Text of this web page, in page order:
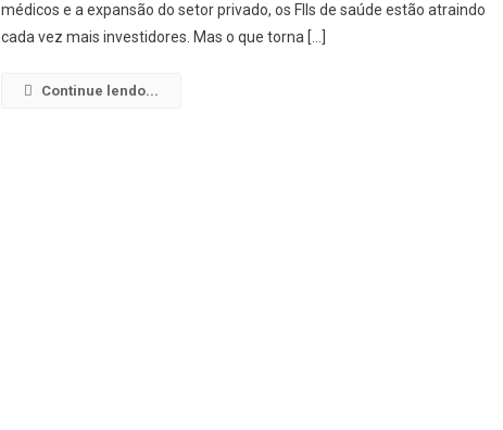
2025:
médicos e a expansão do setor privado, os FIIs de saúde estão atraindo
cada vez mais investidores. Mas o que torna […]
Continue lendo...